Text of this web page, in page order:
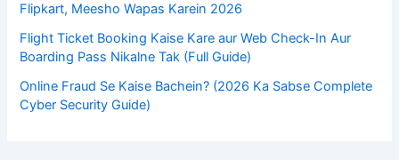
Flipkart, Meesho Wapas Karein 2026
Flight Ticket Booking Kaise Kare aur Web Check-In Aur
Boarding Pass Nikalne Tak (Full Guide)
Online Fraud Se Kaise Bachein? (2026 Ka Sabse Complete
Cyber Security Guide)